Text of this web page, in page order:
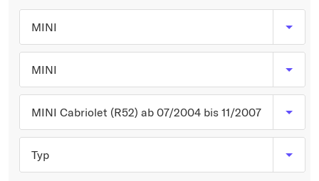
MINI
MINI
MINI Cabriolet (R52) ab 07/2004 bis 11/2007
Typ